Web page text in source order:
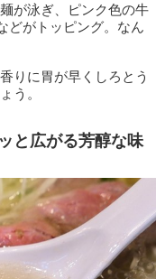
が泳ぎ、ピンク色の牛
どがトッピング。なん
りに胃が早くしろとう
う。
と広がる芳醇な味